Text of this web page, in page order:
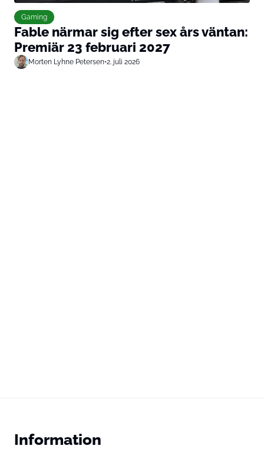
Gaming
Fable närmar sig efter sex års väntan:
Premiär 23 februari 2027
Morten Lyhne Petersen•2. juli 2026
Information